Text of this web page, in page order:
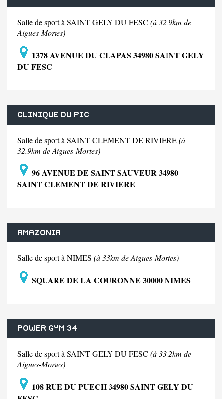
Salle de sport à SAINT GELY DU FESC (à 32.9km de
Aigues-Mortes)
1378 AVENUE DU CLAPAS 34980 SAINT GELY
DU FESC
CLINIQUE DU PIC
Salle de sport à SAINT CLEMENT DE RIVIERE(à
32.9km de Aigues-Mortes)
96 AVENUE DE SAINT SAUVEUR 34980
SAINT CLEMENT DE RIVIERE
AMAZONIA
Salle de sport à NIMES (à 33km de Aigues-Mortes)
SQUARE DE LA COURONNE 30000 NIMES
POWER GYM 34
Salle de sport à SAINT GELY DU FESC (à 33.2km de
Aigues-Mortes)
108 RUE DU PUECH 34980 SAINT GELY DU